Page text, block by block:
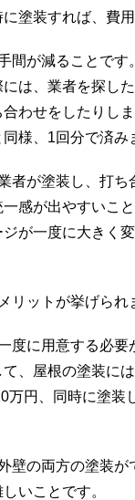
塗装すれば、費
間が減ることです。
は、業者を探し
わせをしたりしま
様、1回分で済み
者が塗装し、打ち
感が出やすいこと
が一度に大きく
リットが挙げられ
度に用意する必要
、屋根の塗装に
万円、同時に塗装
壁の両方の塗装が
いことです。